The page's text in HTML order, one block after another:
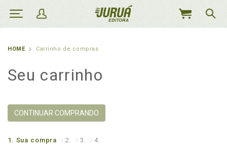
MEU
HOME Carrinho de compras
Seu carrinho
CONTINUAR COMPRANDO
1. Sua compra 2. 3. 4.